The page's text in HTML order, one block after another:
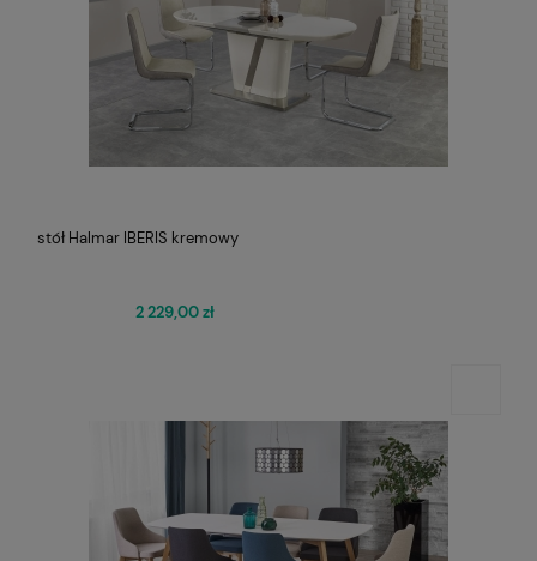
stół Halmar IBERIS kremowy
2 229,00 zł